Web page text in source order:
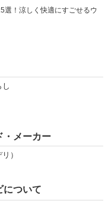
選！涼しく快適にすごせるウ
し
・メーカー
）
について